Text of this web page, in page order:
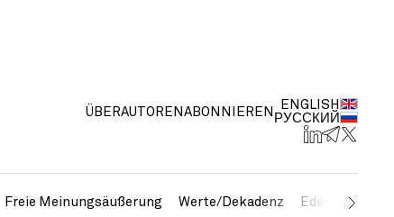
ÜBERAUTOREN ABONNIEREN
ENGLISH
РУССКИЙ
Freie Meinungsäußerung Werte/Dekadenz Edelmetalle